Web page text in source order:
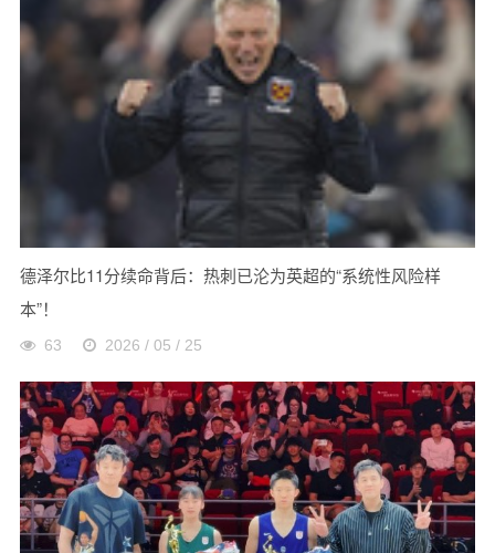
德泽尔比11分续命背后：热刺已沦为英超的“系统性风险样
本”！
63 2026 / 05 / 25